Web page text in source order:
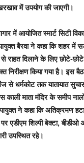
में उपयोग की जाएगी।
में आयोजित स्मार्ट सिटी
बैरवा ने कहा कि शहर में
राहत दिलाने के लिए छोटे-
निरीक्षण किया गया है। इस
से धर्मकोट तक यातायात
काली माता मंदिर के समीप
उपायुक्त ने कहा कि अतिक्रमण
एडीएम शिल्पी बेक्टा, बीडीओ
उपस्थित रहे।